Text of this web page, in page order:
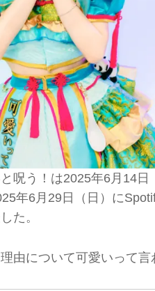
呪う！は2025年6月14
年6月29日（日）に
た。
由について可愛いって